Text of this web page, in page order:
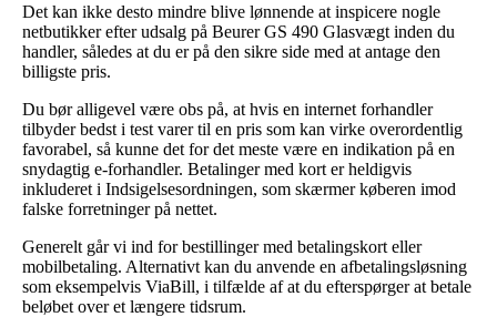
Det kan ikke desto mindre blive lønnende at inspicere nogle
netbutikker efter udsalg på Beurer GS 490 Glasvægt inden du
handler, således at du er på den sikre side med at antage den
billigste pris.
Du bør alligevel være obs på, at hvis en internet forhandler
tilbyder bedst i test varer til en pris som kan virke overordentlig
favorabel, så kunne det for det meste være en indikation på en
snydagtig e-forhandler. Betalinger med kort er heldigvis
inkluderet i Indsigelsesordningen, som skærmer køberen imod
falske forretninger på nettet.
Generelt går vi ind for bestillinger med betalingskort eller
mobilbetaling. Alternativt kan du anvende en afbetalingsløsning
som eksempelvis ViaBill, i tilfælde af at du efterspørger at betale
beløbet over et længere tidsrum.